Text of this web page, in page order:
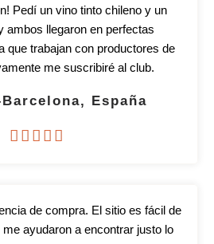
Pedí un vino tinto chileno y un
ambos llegaron en perfectas
que trabajan con productores de
me suscribiré al club.
España
    
de compra. El sitio es fácil de
ayudaron a encontrar justo lo